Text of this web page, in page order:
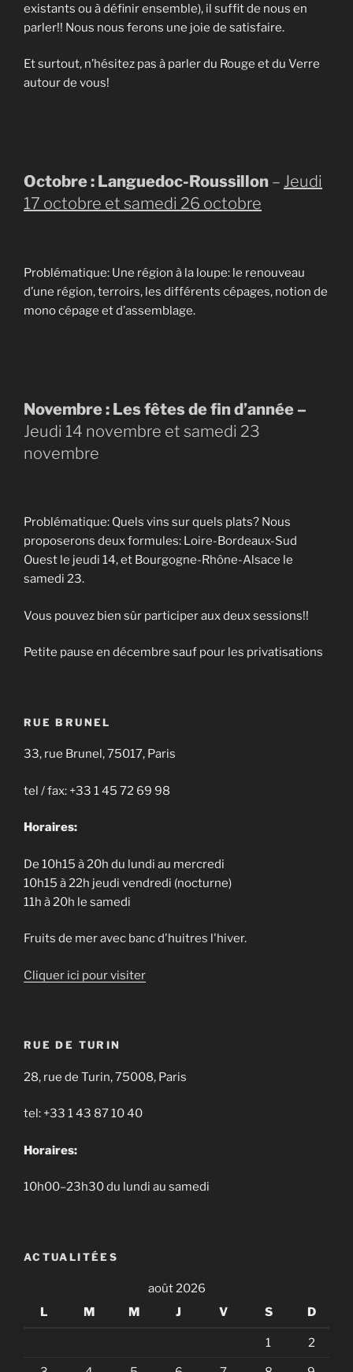
existants ou à définir ensemble), il suffit de nous en
parler!! Nous nous ferons une joie de satisfaire.
Et surtout, n’hésitez pas à parler du Rouge et du Verre
autour de vous!
Octobre : Languedoc-Roussillon – Jeudi
17 octobre et samedi 26 octobre
Problématique: Une région à la loupe: le renouveau
d’une région, terroirs, les différents cépages, notion de
mono cépage et d’assemblage.
Novembre : Les fêtes de fin d’année –
Jeudi 14 novembre et samedi 23
novembre
Problématique: Quels vins sur quels plats? Nous
proposerons deux formules: Loire-Bordeaux-Sud
Ouest le jeudi 14, et Bourgogne-Rhône-Alsace le
samedi 23.
Vous pouvez bien sûr participer aux deux sessions!!
Petite pause en décembre sauf pour les privatisations
RUE BRUNEL
33, rue Brunel, 75017, Paris
tel / fax: +33 1 45 72 69 98
Horaires:
De 10h15 à 20h du lundi au mercredi
10h15 à 22h jeudi vendredi (nocturne)
11h à 20h le samedi
Fruits de mer avec banc d'huitres l'hiver.
Cliquer ici pour visiter
RUE DE TURIN
28, rue de Turin, 75008, Paris
tel: +33 1 43 87 10 40
Horaires:
10h00–23h30 du lundi au samedi
ACTUALITÉES
août 2026
L
M M J V S D
1 2